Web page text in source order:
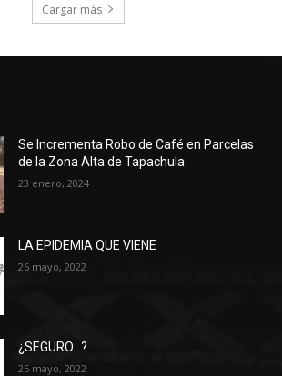
Cargar más
Se Incrementa Robo de Café en Parcelas
de la Zona Alta de Tapachula
23 enero, 2024
LA EPIDEMIA QUE VIENE
26 mayo, 2022
¿SEGURO…?
25 mayo, 2022